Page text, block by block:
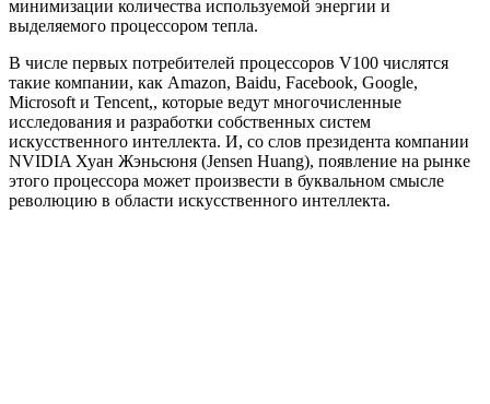
минимизации количества используемой энергии и
выделяемого процессором тепла.
В числе первых потребителей процессоров V100 числятся
такие компании, как Amazon, Baidu, Facebook, Google,
Microsoft и Tencent,, которые ведут многочисленные
исследования и разработки собственных систем
искусственного интеллекта. И, со слов президента компании
NVIDIA Хуан Жэньсюня (Jensen Huang), появление на рынке
этого процессора может произвести в буквальном смысле
революцию в области искусственного интеллекта.